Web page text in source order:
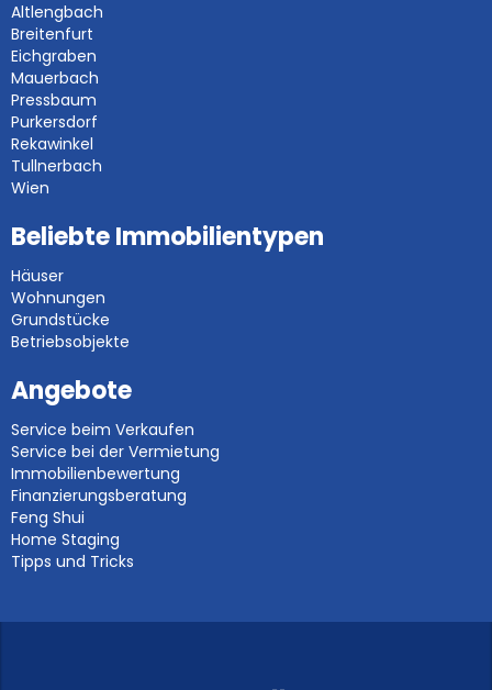
Altlengbach
Breitenfurt
Eichgraben
Mauerbach
Pressbaum
Purkersdorf
Rekawinkel
Tullnerbach
Wien
Beliebte Immobilientypen
Häuser
Wohnungen
Grundstücke
Betriebsobjekte
Angebote
Service beim Verkaufen
Service bei der Vermietung
Immobilienbewertung
Finanzierungsberatung
Feng Shui
Home Staging
Tipps und Tricks